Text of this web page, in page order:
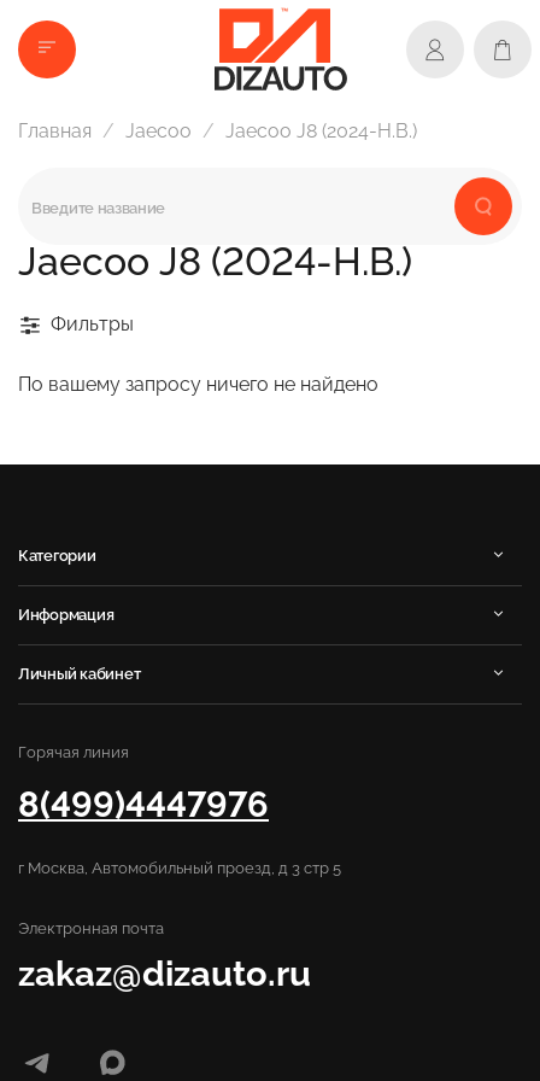
Главная Jaecoo Jaecoo J8 (2024-Н.В.)
Jaecoo J8 (2024-Н.В.)
Фильтры
По вашему запросу ничего не найдено
Категории
Информация
Личный кабинет
Горячая линия
8(499)4447976
г Москва, Автомобильный проезд, д 3 стр 5
Электронная почта
zakaz@dizauto.ru